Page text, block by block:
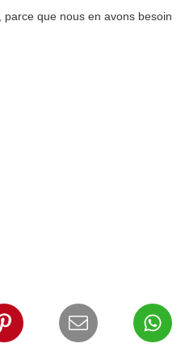
que nous en avons besoin